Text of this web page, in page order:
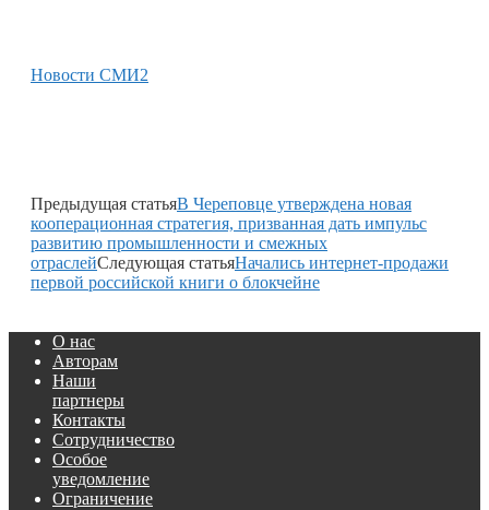
Новости СМИ2
Предыдущая статьяВ Череповце утверждена новая
кооперационная стратегия, призванная дать импульс
развитию промышленности и смежных
отраслейСледующая статьяНачались интернет-продажи
первой российской книги о блокчейне
О нас
Авторам
Наши
партнеры
Контакты
Сотрудничество
Особое
уведомление
Ограничение